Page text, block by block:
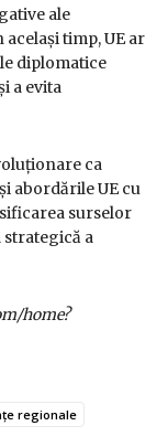
ale
timp, UE ar
diplomatice
a evita
ca
abordările UE cu
surselor
a
home?
regionale